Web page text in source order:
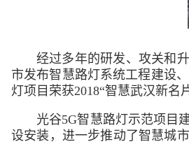
经过多年的研发、攻关和
市发布智慧路灯系统工程建设
灯项目荣获2018“智慧武汉新名片
光谷5G智慧路灯示范项目
设安装，进一步推动了智慧城